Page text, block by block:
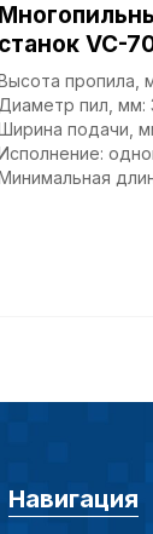
станок VC-
пропила,
Диаметр пил, мм:
подачи,
Навигация